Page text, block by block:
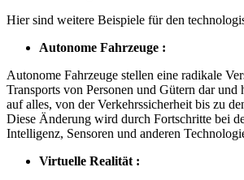
Hier sind weitere Beispiele für den
Autonome Fahrzeuge :
Autonome Fahrzeuge stellen eine radikale
Transports von Personen und Gütern dar und
auf alles, von der Verkehrssicherheit bis zu
Diese Änderung wird durch Fortschritte bei
Intelligenz, Sensoren und anderen
Virtuelle Realität :